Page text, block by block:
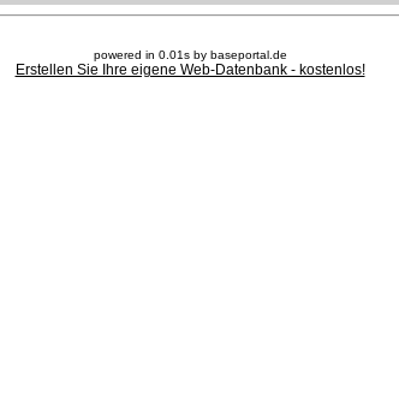
powered in 0.01s by baseportal.de
Erstellen Sie Ihre eigene Web-Datenbank - kostenlos!